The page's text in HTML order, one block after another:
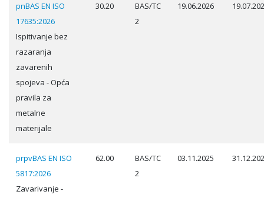
pnBAS EN ISO
17635:2026
Ispitivanje bez
razaranja
zavarenih
spojeva - Opća
pravila za
metalne
materijale
30.20
BAS/TC
2
19.06.2026
prpvBAS EN ISO
5817:2026
Zavarivanje -
62.00
BAS/TC
2
03.11.2025